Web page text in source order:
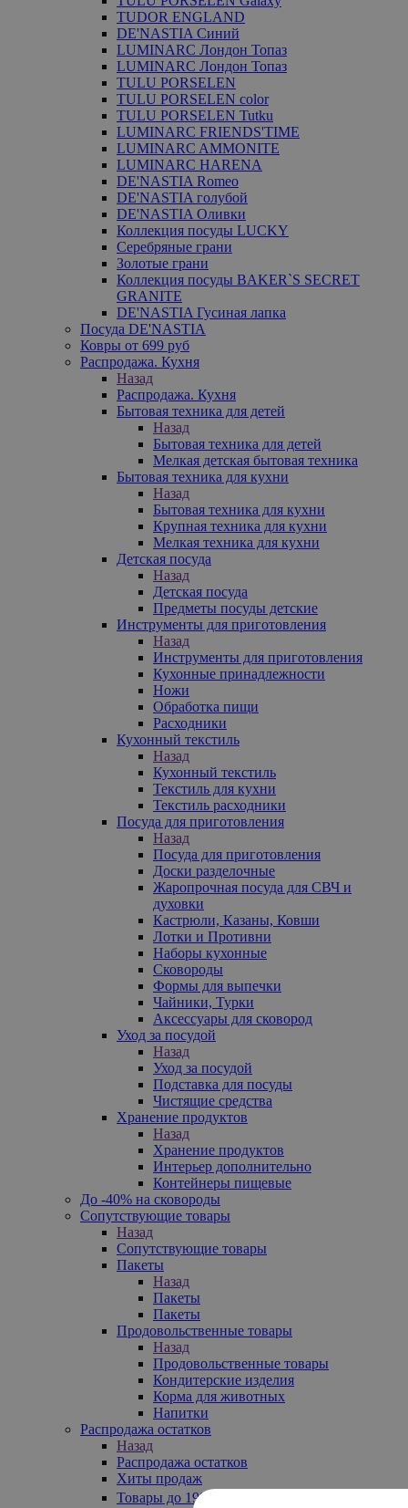
TUDOR ENGLAND
DE'NASTIA Синий
LUMINARC Лондон Топаз
LUMINARC Лондон Топаз
TULU PORSELEN
TULU PORSELEN color
TULU PORSELEN Tutku
LUMINARC FRIENDS'TIME
LUMINARC AMMONITE
LUMINARC HARENA
DE'NASTIA Romeo
DE'NASTIA голубой
DE'NASTIA Оливки
Коллекция посуды LUCKY
Серебряные грани
Золотые грани
Коллекция посуды BAKER`S SECRET
GRANITE
DE'NASTIA Гусиная лапка
Посуда DE'NASTIA
Ковры от 699 руб
Распродажа. Кухня
Назад
Распродажа. Кухня
Бытовая техника для детей
Назад
Бытовая техника для детей
Мелкая детская бытовая техника
Бытовая техника для кухни
Назад
Бытовая техника для кухни
Крупная техника для кухни
Мелкая техника для кухни
Детская посуда
Назад
Детская посуда
Предметы посуды детские
Инструменты для приготовления
Назад
Инструменты для приготовления
Кухонные принадлежности
Ножи
Обработка пищи
Расходники
Кухонный текстиль
Назад
Кухонный текстиль
Текстиль для кухни
Текстиль расходники
Посуда для приготовления
Назад
Посуда для приготовления
Доски разделочные
Жаропрочная посуда для СВЧ и
духовки
Кастрюли, Казаны, Ковши
Лотки и Противни
Наборы кухонные
Сковороды
Формы для выпечки
Чайники, Турки
Аксессуары для сковород
Уход за посудой
Назад
Уход за посудой
Подставка для посуды
Чистящие средства
Хранение продуктов
Назад
Хранение продуктов
Интерьер дополнительно
Контейнеры пищевые
До -40% на сковороды
Сопутствующие товары
Назад
Сопутствующие товары
Пакеты
Назад
Пакеты
Пакеты
Продовольственные товары
Назад
Продовольственные товары
Кондитерские изделия
Корма для животных
Напитки
Распродажа остатков
Назад
Распродажа остатков
Хиты продаж
Товары до 199₽